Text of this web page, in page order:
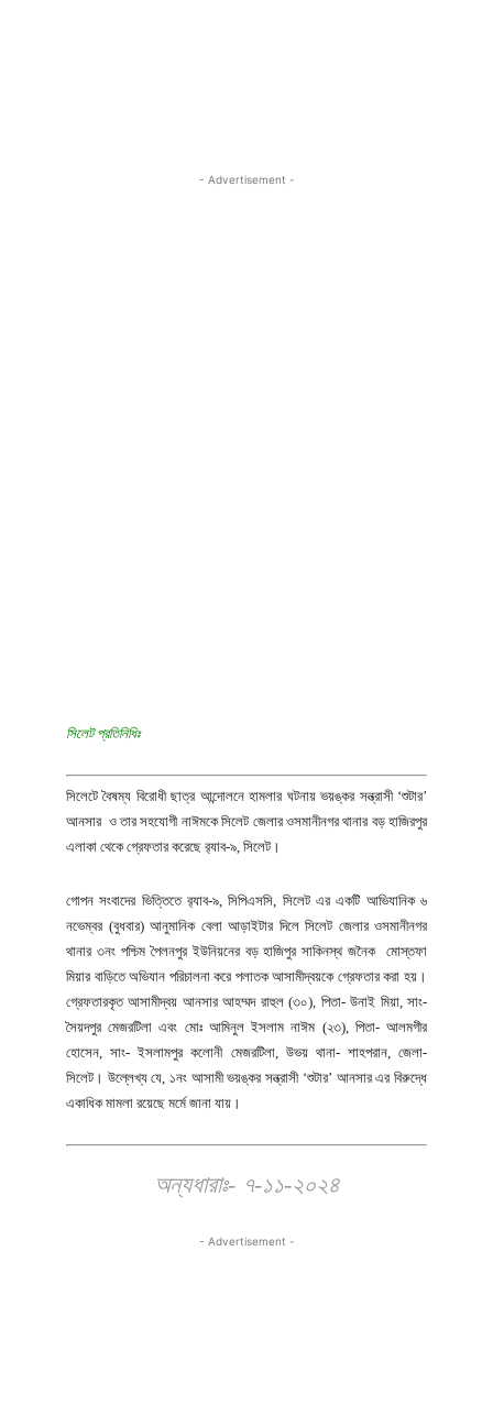
- Advertisement -
সিলেট প্রতিনিধিঃ
সিলেটে বৈষম্য বিরোধী ছাত্র আন্দোলনে হামলার ঘটনায় ভয়ঙ্কর সন্ত্রাসী ‘শুটার’
আনসার ও তার সহযোগী নাঈমকে সিলেট জেলার ওসমানীনগর থানার বড় হাজিরপুর
এলাকা থেকে গ্রেফতার করেছে র‌্যাব-৯, সিলেট।
গোপন সংবাদের ভিত্তিতে র‌্যাব-৯, সিপিএসসি, সিলেট এর একটি আভিযানিক ৬
নভেম্বর (বুধবার) আনুমানিক বেলা আড়াইটার দিলে সিলেট জেলার ওসমানীনগর
থানার ৩নং পশ্চিম পৈলনপুর ইউনিয়নের বড় হাজিপুর সাকিনস্থ জনৈক মোস্তফা
মিয়ার বাড়িতে অভিযান পরিচালনা করে পলাতক আসামীদ্বয়কে গ্রেফতার করা হয়।
গ্রেফতারকৃত আসামীদ্বয় আনসার আহম্মদ রাহুল (৩০), পিতা- উনাই মিয়া, সাং-
সৈয়দপুর মেজরটিলা এবং মোঃ আমিনুল ইসলাম নাঈম (২৩), পিতা- আলমগীর
হোসেন, সাং- ইসলামপুর কলোনী মেজরটিলা, উভয় থানা- শাহপরান, জেলা-
সিলেট। উল্লেখ্য যে, ১নং আসামী ভয়ঙ্কর সন্ত্রাসী ‘শুটার’ আনসার এর বিরুদ্ধে
একাধিক মামলা রয়েছে মর্মে জানা যায়।
অন্যধারাঃ- ৭-১১-২০২৪
- Advertisement -